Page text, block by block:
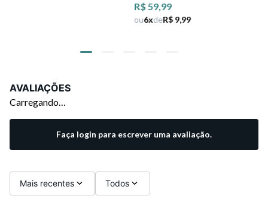
R$ 59,99
ou6xdeR$ 9,99
AVALIAÇÕES
Carregando…
Faça login para escrever uma avaliação.
Mais recentes Todos